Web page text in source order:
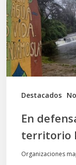
Destacados
Donguil
y
el
territorio
Kuzpe
Mapu
En
territorio
Organizaciones